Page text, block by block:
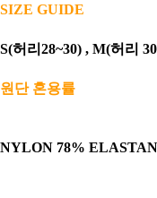
SIZE GUIDE
S(허리28~30) , M(허리
원단 혼용률
NYLON 78%